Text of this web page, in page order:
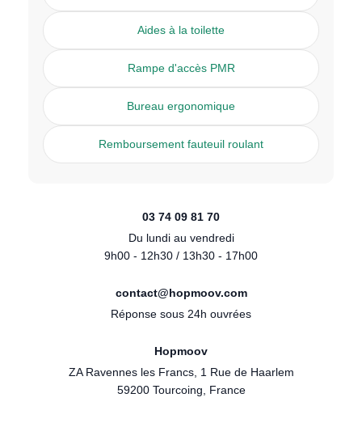
Aides à la toilette
Rampe d'accès PMR
Bureau ergonomique
Remboursement fauteuil roulant
03 74 09 81 70
Du lundi au vendredi
9h00 - 12h30 / 13h30 - 17h00
contact@hopmoov.com
Réponse sous 24h ouvrées
Hopmoov
ZA Ravennes les Francs, 1 Rue de Haarlem
59200 Tourcoing, France